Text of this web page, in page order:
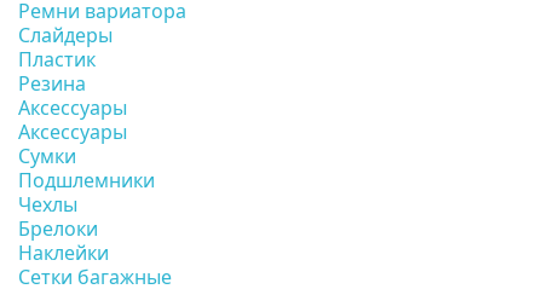
Ремни вариатора
Слайдеры
Пластик
Резина
Аксессуары
Аксессуары
Сумки
Подшлемники
Чехлы
Брелоки
Наклейки
Сетки багажные